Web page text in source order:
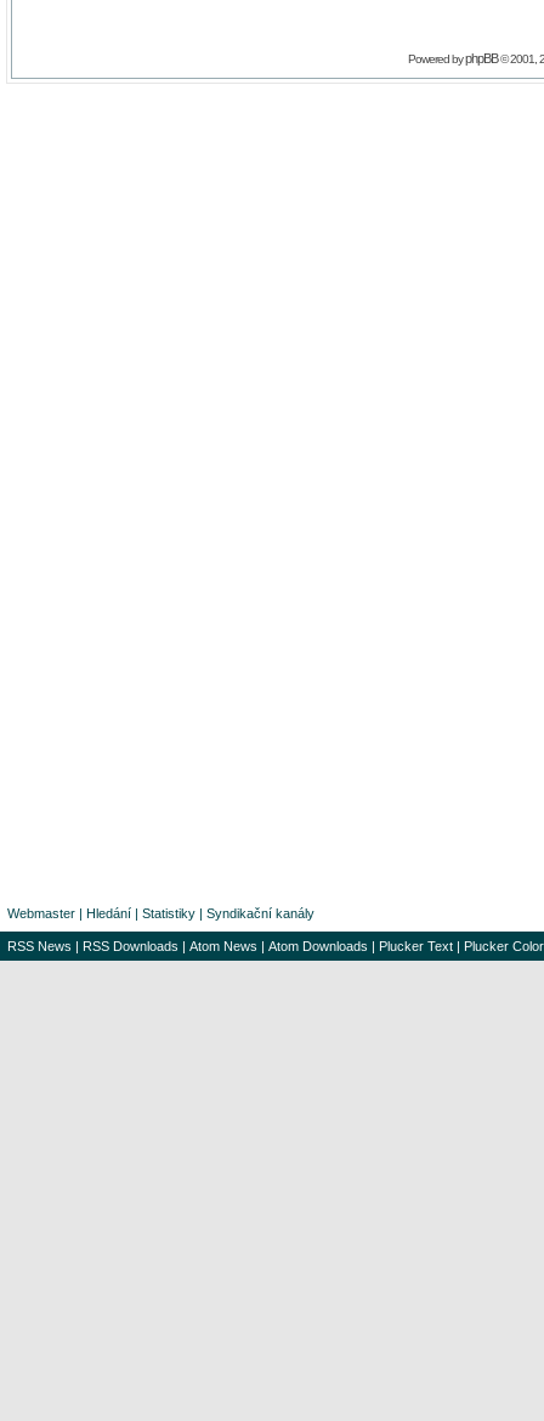
Powered byphpBB© 2001,
Webmaster | Hledání | Statistiky | Syndikační kanály
RSS News | RSS Downloads | Atom News | Atom Downloads | Plucker Text | Plucker Color